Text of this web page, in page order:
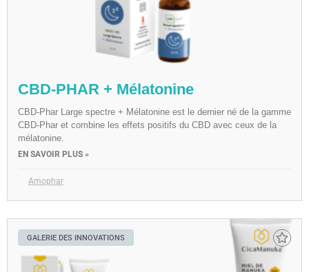
CBD-PHAR + Mélatonine
CBD-Phar Large spectre + Mélatonine est le dernier né de la gamme
CBD-Phar et combine les effets positifs du CBD avec ceux de la
mélatonine.
EN SAVOIR PLUS »
Amophar
GALERIE DES INNOVATIONS